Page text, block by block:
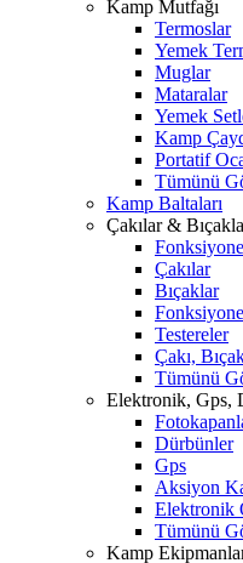
Kamp Mutfağı
Termoslar
Yemek
Muglar
Mataralar
Yemek
Kamp
Portatif
Tümünü
Kamp Baltaları
Çakılar &
Çakılar
Bıçaklar
Testereler
Çakı,
Tümünü
Elektronik, Gps,
Dürbünler
Gps
Aksiyon
Elektronik
Tümünü
Kamp